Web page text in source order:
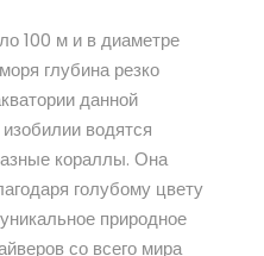
100 м и в диаметре
глубина резко
данной
водятся
кораллы. Она
голубому цвету
природное
со всего мира